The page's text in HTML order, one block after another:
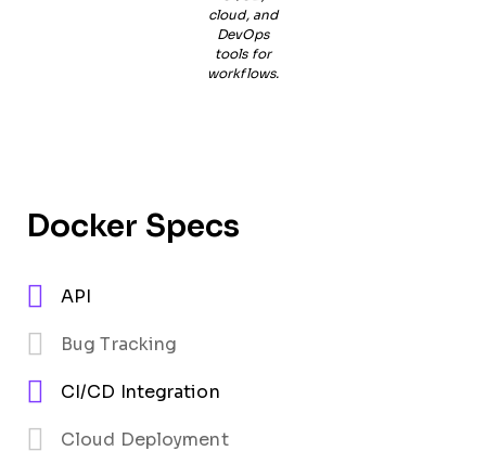
cloud, and
DevOps
tools for
workflows.
Docker Specs
API
Bug Tracking
CI/CD Integration
Cloud Deployment